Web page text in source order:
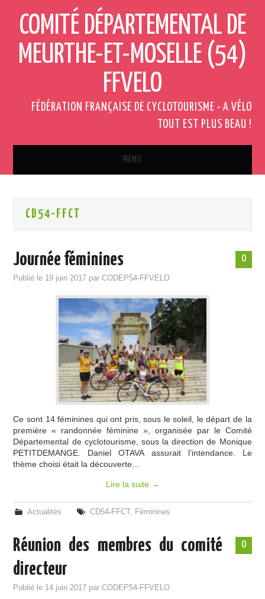
COMITÉ DÉPARTEMENTAL DE
MEURTHE-ET-MOSELLE (54)
FFVELO
FÉDÉRATION FRANÇAISE DE CYCLOTOURISME • A VÉLO
TOUT EST PLUS BEAU !
MENU
QUI SOMMES-NOUS ?
ACTUALITÉS
INFOS & PRESSE
COMMISSIONS
ESPACE MEMBRES
CD54-FFCT
0
Journée féminines
Publié le 19 juin 2017 parCODEP54-FFVELO
Ce sont 14 féminines qui ont pris, sous le soleil, le départ de la
première « randonnée féminine », organisée par le Comité
Départemental de cyclotourisme, sous la direction de Monique
PETITDEMANGE. Daniel OTAVA assurait l’intendance. Le
thème choisi était la découverte…
Lire la suite →
Actualités CD54-FFCT , Féminines
0
Réunion des membres du comité
directeur
Publié le 14 juin 2017 parCODEP54-FFVELO